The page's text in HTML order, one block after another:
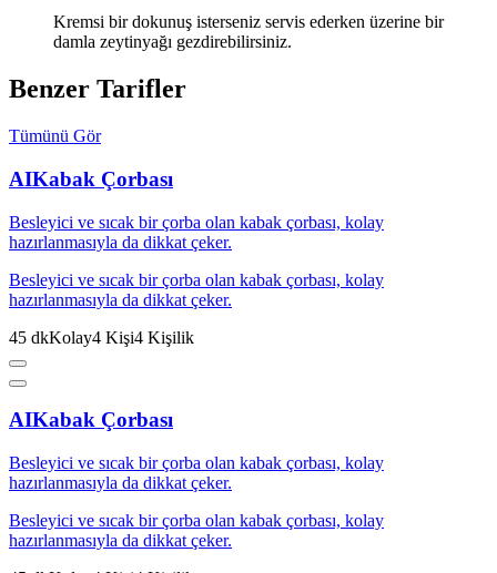
Kremsi bir dokunuş isterseniz servis ederken üzerine bir
damla zeytinyağı gezdirebilirsiniz.
Benzer Tarifler
Tümünü Gör
AIKabak Çorbası
Besleyici ve sıcak bir çorba olan kabak çorbası, kolay
hazırlanmasıyla da dikkat çeker.
Besleyici ve sıcak bir çorba olan kabak çorbası, kolay
hazırlanmasıyla da dikkat çeker.
45 dkKolay4 Kişi4 Kişilik
AIKabak Çorbası
Besleyici ve sıcak bir çorba olan kabak çorbası, kolay
hazırlanmasıyla da dikkat çeker.
Besleyici ve sıcak bir çorba olan kabak çorbası, kolay
hazırlanmasıyla da dikkat çeker.